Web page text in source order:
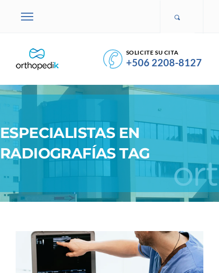
SOLICITE SU CITA
+506 2208-8127
ESPECIALISTAS EN
RADIOGRAFÍAS TAG